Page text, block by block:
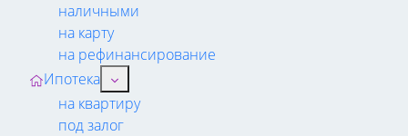
наличными
на карту
на рефинансирование
Ипотека
на квартиру
под залог